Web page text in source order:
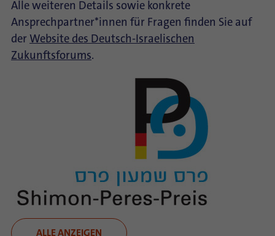
Alle weiteren Details sowie konkrete
Ansprechpartner*innen für Fragen finden Sie auf
der Website des Deutsch-Israelischen
Zukunftsforums.
ALLE ANZEIGEN